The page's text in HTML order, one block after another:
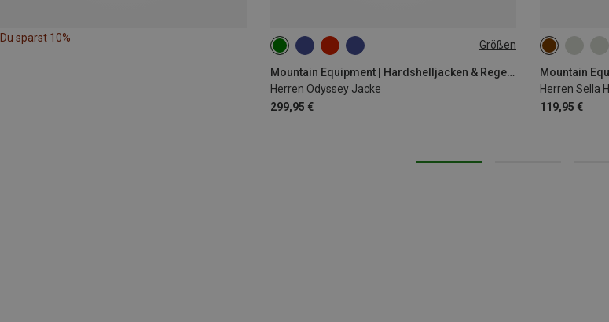
Du sparst 10%
Größen
Mountain Equipment | Hardshelljacken & Regenjacken
Herren Odyssey Jacke
299,95 €
M L XL XXL
Mountain
Herren Sella
119,95 €
S M L